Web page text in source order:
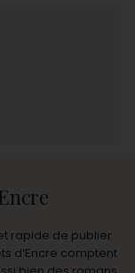
rapide de publier
d’Encre comptent